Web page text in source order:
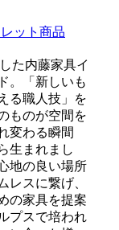
ット商品
た内藤家具イ
。「新しいも
る職人技」を
ものが空間を
変わる瞬間
生まれまし
地の良い場所
レスに繋げ、
の家具を提案
プスで培われ